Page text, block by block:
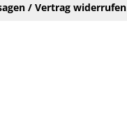
/ Vertrag widerrufen